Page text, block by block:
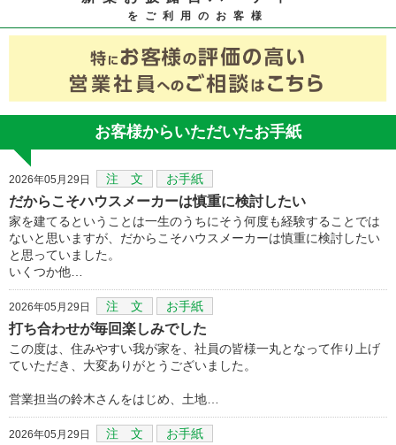
をご利用のお客様
お客様からいただいたお手紙
2026年05月29日 注 文 お手紙
だからこそハウスメーカーは慎重に検討したい
家を建てるということは一生のうちにそう何度も経験することでは
ないと思いますが、だからこそハウスメーカーは慎重に検討したい
と思っていました。
いくつか他…
2026年05月29日 注 文 お手紙
打ち合わせが毎回楽しみでした
この度は、住みやすい我が家を、社員の皆様一丸となって作り上げ
ていただき、大変ありがとうございました。
営業担当の鈴木さんをはじめ、土地…
2026年05月29日 注 文 お手紙